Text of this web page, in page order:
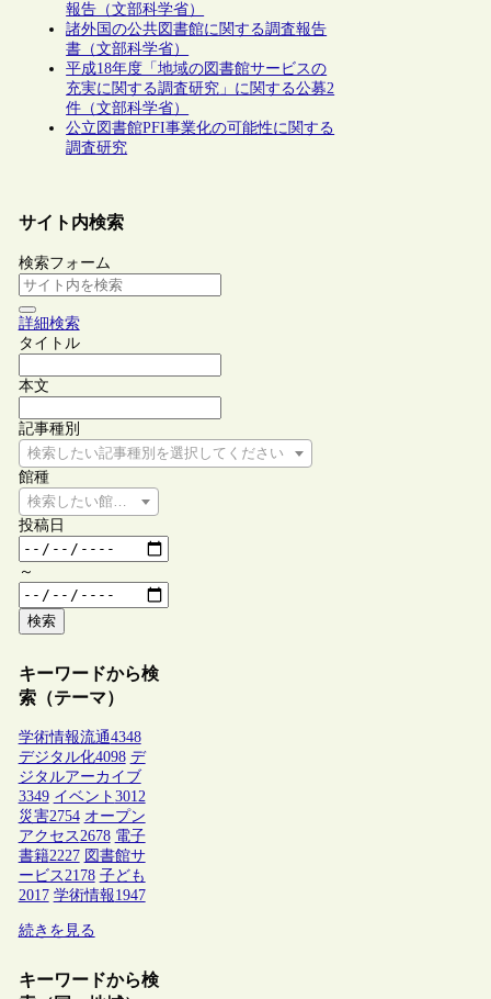
報告（文部科学省）
諸外国の公共図書館に関する調査報告
書（文部科学省）
平成18年度「地域の図書館サービスの
充実に関する調査研究」に関する公募2
件（文部科学省）
公立図書館PFI事業化の可能性に関する
調査研究
サイト内検索
検索フォーム
詳細検索
タイトル
本文
記事種別
検索したい記事種別を選択してください
館種
検索したい館種を選択してください
投稿日
～
検索
キーワードから検
索（テーマ）
学術情報流通4348
デジタル化4098 デ
ジタルアーカイブ
3349 イベント 3012
災害2754 オープン
アクセス2678 電子
書籍2227 図書館サ
ービス2178 子ども
2017 学術情報1947
続きを見る
キーワードから検